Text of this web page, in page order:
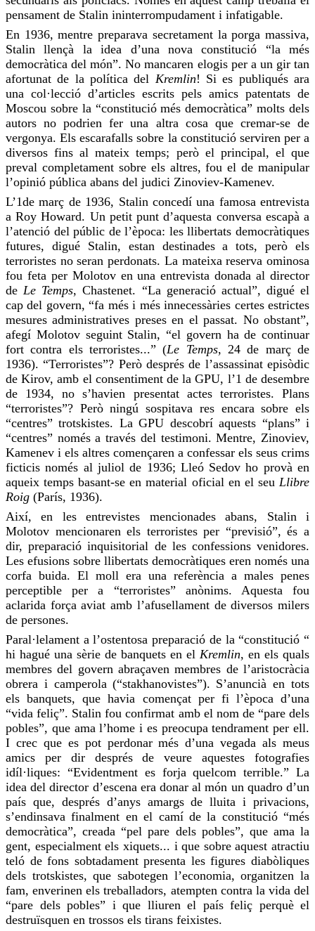
pensament de Stalin ininterrompudament i infatigable.
En 1936, mentre preparava secretament la porga massiva,
Stalin llençà la idea d’una nova constitució “la més
democràtica del món”. No mancaren elogis per a un gir tan
afortunat de la política del Kremlin! Si es publiqués ara
una col·lecció d’articles escrits pels amics patentats de
Moscou sobre la “constitució més democràtica” molts dels
autors no podrien fer una altra cosa que cremar-se de
vergonya. Els escarafalls sobre la constitució serviren per a
diversos fins al mateix temps; però el principal, el que
preval completament sobre els altres, fou el de manipular
l’opinió pública abans del judici Zinoviev-Kamenev.
L’1de març de 1936, Stalin concedí una famosa entrevista
a Roy Howard. Un petit punt d’aquesta conversa escapà a
l’atenció del públic de l’època: les llibertats democràtiques
futures, digué Stalin, estan destinades a tots, però els
terroristes no seran perdonats. La mateixa reserva ominosa
fou feta per Molotov en una entrevista donada al director
deLe Temps,Chastenet. “La generació actual”, digué el
cap del govern, “fa més i més innecessàries certes estrictes
mesures administratives preses en el passat. No obstant”,
afegí Molotov seguint Stalin, “el govern ha de continuar
fort contra els terroristes...” (Le Temps, 24 de març de
1936). “Terroristes”? Però després de l’assassinat episòdic
deKirov, amb el consentiment de laGPU, l’1 de desembre
de 1934, no s’havien presentat actes terroristes. Plans
“terroristes”? Però ningú sospitava resencara sobre els
“centres” trotskistes. LaGPU descobrí aquests “plans” i
“centres” només a través del testimoni. Mentre, Zinoviev,
Kamenev i els altres començaren a confessar els seus crims
ficticis només al juliol de 1936; Lleó Sedov ho provàen
aqueix temps basant-se en material oficial en el seu Llibre
Roig (París, 1936).
Així, en les entrevistes mencionades abans, Stalin i
Molotov mencionaren els terroristes per “previsió”, és a
dir, preparació inquisitorial de les confessions venidores.
Les efusions sobre llibertats democràtiques eren només una
corfa buida. El moll era una referència a males penes
perceptible per a “terroristes” anònims. Aquesta fou
aclarida força aviat amb l’afusellament de diversos milers
de persones.
Paral·lelament a l’ostentosa preparació de la “constitució “
hi hagué una sèrie de banquets en el Kremlin, en els quals
membres del govern abraçaven membres de l’aristocràcia
obrera i camperola (“stakhanovistes”). S’anuncià en tots
els banquets, que havia començat per fi l’època d’una
“vida feliç”. Stalinfou confirmat amb el nom de “pare dels
pobles”, que ama l’home i es preocupa tendrament per ell.
I crecque es pot perdonar més d’una vegada als meus
amics per dir després de veure aquestes fotografies
idíl·liques: “Evidentment es forjaquelcom terrible.” La
idea del director d’escena era donar al món un quadro d’un
país que, després d’anys amargs de lluita i privacions,
s’endinsava finalment en el camí de la constitució “més
democràtica”, creada “pel pare dels pobles”, que ama la
gent, especialment els xiquets... i que sobre aquest atractiu
teló de fons sobtadament presenta les figures diabòliques
dels trotskistes, que sabotegen l’economia, organitzen la
fam, enverinen els treballadors, atempten contra la vida del
“pare dels pobles” i que lliuren el país feliç perquè el
destruïsquen en trossos els tirans feixistes.